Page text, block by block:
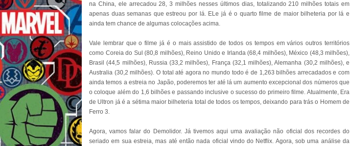
na China, ele arrecadou 28, 3 milhões nesses últimos dias, totalizando 210 milhões totais em
apenas duas semanas que estreou por lá. ELe já é o quarto filme de maior bilheteria por lá e
ainda tem chance de algumas colocações acima.
Vale lembrar que o filme já é o mais assistido de todos os tempos em vários outros territórios
como Coreia do Sul (80,8 milhões), Reino Unido e Irlanda (68,4 milhões), México (48,3 milhões),
Brasil (44,5 milhões), Russia (33,2 milhões), França (32,1 milhões), Alemanha (30,2 milhões), e
Australia (30,2 milhões). O total até agora no mundo todo é de 1,263 bilhões arrecadados e com
ainda temos a estreia no Japão, poderemos ter até lá um aumento excepcional dos números que
o coloque além do 1,6 bilhões e passando inclusive o sucesso do primeiro filme. Atualmente, Era
de Ultron já é a sétima maior bilheteria total de todos os tempos, deixando para trás o Homem de
Ferro 3.
Agora, vamos falar do Demolidor. Já tivemos aqui uma avaliação não oficial dos recordes do
seriado em sua estreia, mas até então nada oficial vindo do Netflix. Agora, sob uma análise da